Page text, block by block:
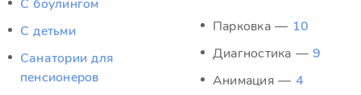
С боулингом
С детьми
Санатории для
пенсионеров
Парковка — 10
Диагностика —9
Анимация — 4